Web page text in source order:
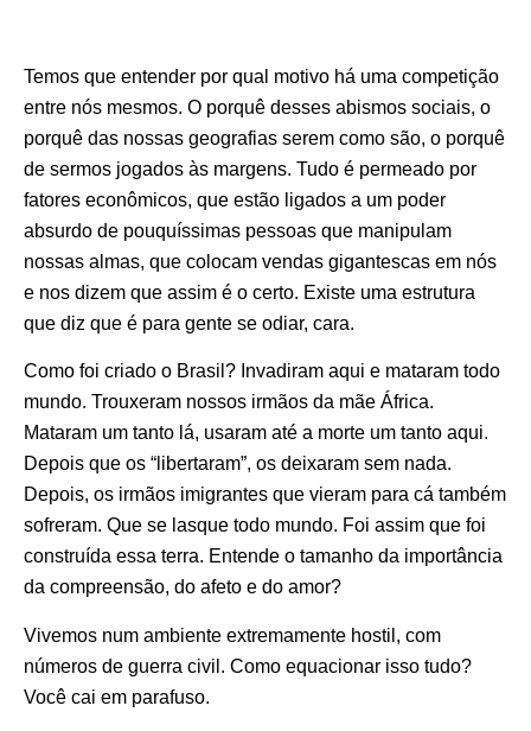
Temos que entender por qual motivo há uma competição
entre nós mesmos. O porquê desses abismos sociais, o
porquê das nossas geografias serem como são, o porquê
de sermos jogados às margens. Tudo é permeado por
fatores econômicos, que estão ligados a um poder
absurdo de pouquíssimas pessoas que manipulam
nossas almas, que colocam vendas gigantescas em nós
e nos dizem que assim é o certo. Existe uma estrutura
que diz que é para gente se odiar, cara.
Como foi criado o Brasil? Invadiram aqui e mataram todo
mundo. Trouxeram nossos irmãos da mãe África.
Mataram um tanto lá, usaram até a morte um tanto aqui.
Depois que os “libertaram”, os deixaram sem nada.
Depois, os irmãos imigrantes que vieram para cá também
sofreram. Que se lasque todo mundo. Foi assim que foi
construída essa terra. Entende o tamanho da importância
da compreensão, do afeto e do amor?
Vivemos num ambiente extremamente hostil, com
números de guerra civil. Como equacionar isso tudo?
Você cai em parafuso.